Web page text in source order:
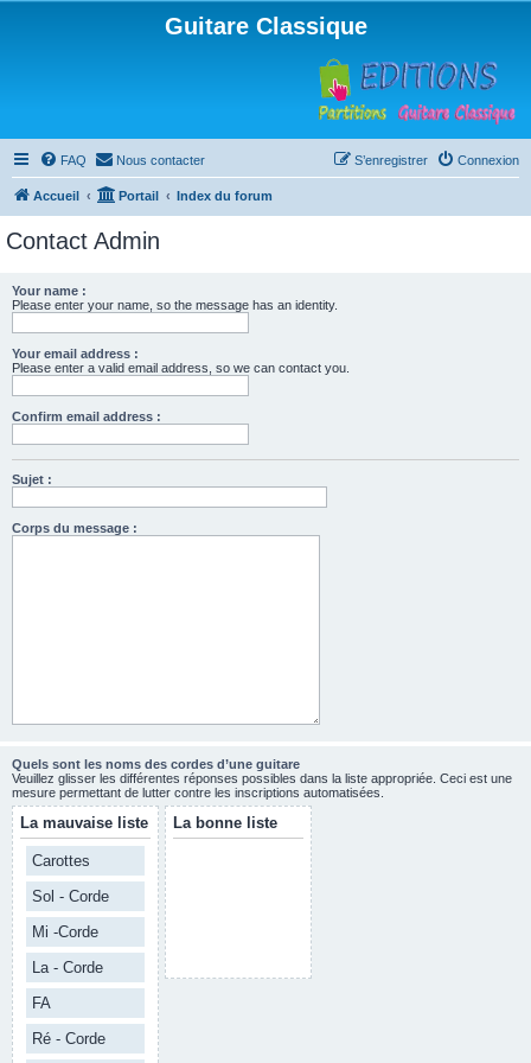
Guitare Classique
FAQ Nous contacter Connexion
S’enregistrer
Accueil Portail Index du forum
Contact Admin
Your name :
Please enter your name, so the message has an identity.
Your email address :
Please enter a valid email address, so we can contact you.
Confirm email address :
Sujet :
Corps du message :
Quels sont les noms des cordes d’une guitare
Veuillez glisser les différentes réponses possibles dans la liste appropriée. Ceci est une
mesure permettant de lutter contre les inscriptions automatisées.
La mauvaise liste
Carottes
Sol - Corde
Mi -Corde
La - Corde
FA
Ré - Corde
La bonne liste